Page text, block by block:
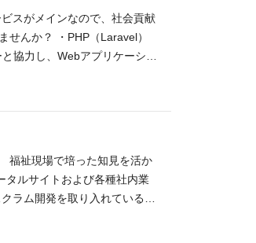
験 3年以上（toB） ・クライ
の改善提案を行った経験 ・
歓迎要件 ・ふるさと納税事業
経験 ・楽天 / さとふる / ふる
スがメインなので、社会貢献
んか？ ・PHP（Laravel）
協力し、Webアプリケーショ
、不具合のトラブルシューテ
な視点の経験 ・障がいを持
3年以上） 弊社では現状以下の
る他の技術です。 ＜Web系
ITだけでなく福祉、地域貢献
直さをしっかりと持ち、チー
福祉現場で培った知見を活か
タルサイトおよび各種社内業
ラム開発を取り入れているた
ータルツールの開発 このツ
重要なシステムです。 現在